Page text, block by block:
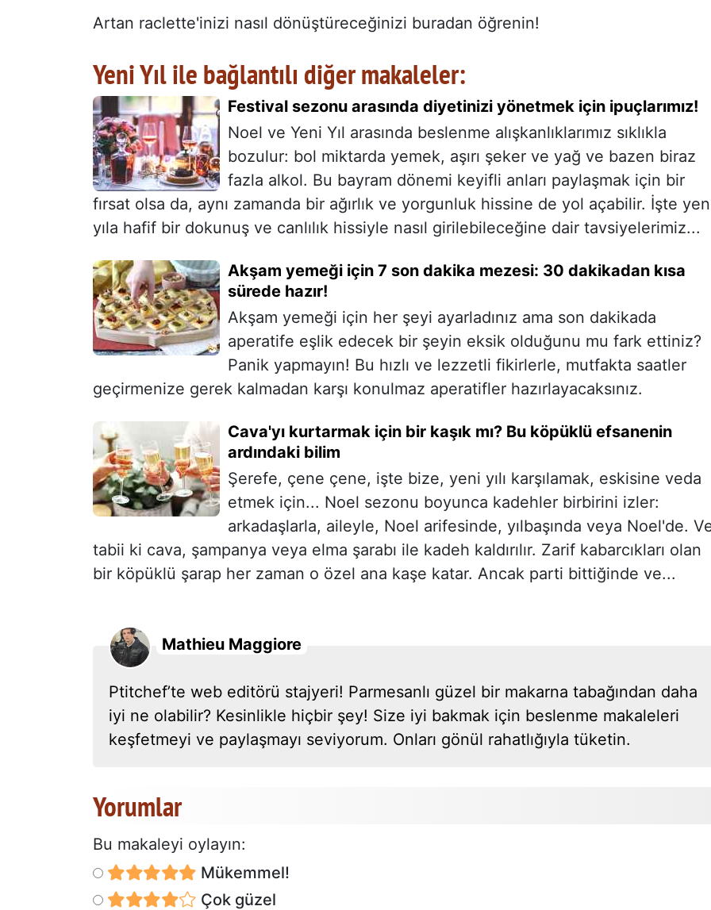
Artan raclette'inizi nasıl dönüştüreceğinizi buradan öğrenin!
Yeni Yıl ile bağlantılı diğer makaleler:
Festival sezonu arasında diyetinizi yönetmek için ipuçlarımız!
Noel ve Yeni Yıl arasında beslenme alışkanlıklarımız sıklıkla
bozulur: bol miktarda yemek, aşırı şeker ve yağ ve bazen biraz
fazla alkol. Bu bayram dönemi keyifli anları paylaşmak için bir
fırsat olsa da, aynı zamanda bir ağırlık ve yorgunluk hissine de yol açabilir. İşte
yıla hafif bir dokunuş ve canlılık hissiyle nasıl girilebileceğine dair tavsiyelerimiz...
Akşam yemeği için 7 son dakika mezesi: 30 dakikadan kısa
sürede hazır!
Akşam yemeği için her şeyi ayarladınız ama son dakikada
aperatife eşlik edecek bir şeyin eksik olduğunu mu fark ettiniz?
Panik yapmayın! Bu hızlı ve lezzetli fikirlerle, mutfakta saatler
geçirmenize gerek kalmadan karşı konulmaz aperatifler hazırlayacaksınız.
Cava'yı kurtarmak için bir kaşık mı? Bu köpüklü efsanenin
ardındaki bilim
Şerefe, çene çene, işte bize, yeni yılı karşılamak, eskisine veda
etmek için... Noel sezonu boyunca kadehler birbirini izler:
arkadaşlarla, aileyle, Noel arifesinde, yılbaşında veya Noel'de.
tabii ki cava, şampanya veya elma şarabı ile kadeh kaldırılır. Zarif kabarcıkları olan
bir köpüklü şarap her zaman o özel ana kaşe katar. Ancak parti bittiğinde ve...
Mathieu Maggiore
Ptitchef’te web editörü stajyeri! Parmesanlı güzel bir makarna tabağından daha
iyi ne olabilir? Kesinlikle hiçbir şey! Size iyi bakmak için beslenme makaleleri
keşfetmeyi ve paylaşmayı seviyorum. Onları gönül rahatlığıyla tüketin.
Yorumlar
Bu makaleyi oylayın:
Mükemmel!
Çok güzel